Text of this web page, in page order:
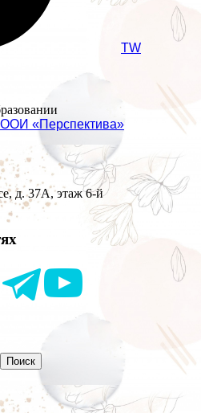
TW
«Перспектива»
д. 37А, этаж 6-й